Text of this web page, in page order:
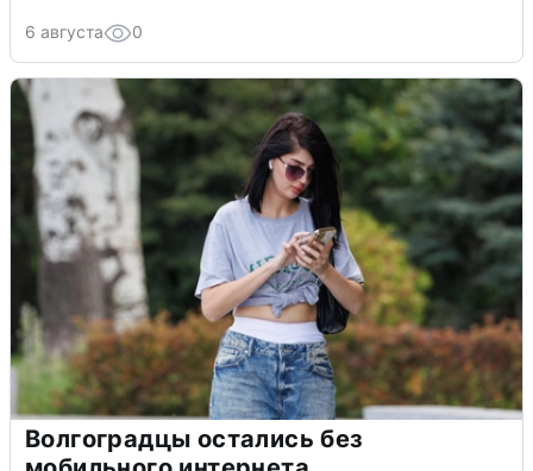
6 августа 0
Волгоградцы остались без